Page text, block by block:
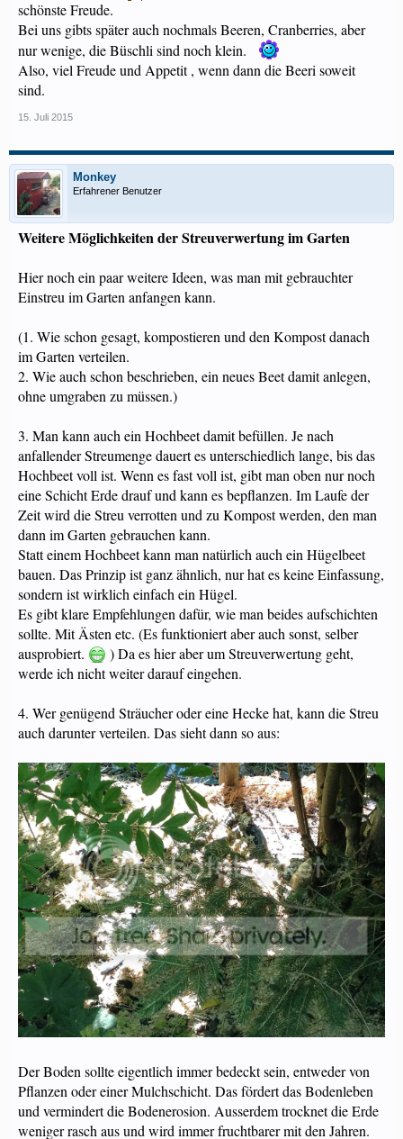
schönste Freude.
Bei uns gibts später auch nochmals Beeren, Cranberries, aber
nur wenige, die Büschli sind noch klein.
Also, viel Freude und Appetit , wenn dann die Beeri soweit
sind.
15. Juli 2015
Monkey
Erfahrener Benutzer
Weitere Möglichkeiten der Streuverwertung im Garten
Hier noch ein paar weitere Ideen, was man mit gebrauchter
Einstreu im Garten anfangen kann.
(1. Wie schon gesagt, kompostieren und den Kompost danach
im Garten verteilen.
2. Wie auch schon beschrieben, ein neues Beet damit anlegen,
ohne umgraben zu müssen.)
3. Man kann auch ein Hochbeet damit befüllen. Je nach
anfallender Streumenge dauert es unterschiedlich lange, bis das
Hochbeet voll ist. Wenn es fast voll ist, gibt man oben nur noch
eine Schicht Erde drauf und kann es bepflanzen. Im Laufe der
Zeit wird die Streu verrotten und zu Kompost werden, den man
dann im Garten gebrauchen kann.
Statt einem Hochbeet kann man natürlich auch ein Hügelbeet
bauen. Das Prinzip ist ganz ähnlich, nur hat es keine Einfassung,
sondern ist wirklich einfach ein Hügel.
Es gibt klare Empfehlungen dafür, wie man beides aufschichten
sollte. Mit Ästen etc. (Es funktioniert aber auch sonst, selber
ausprobiert.
) Da es hier aber um Streuverwertung geht,
werde ich nicht weiter darauf eingehen.
4. Wer genügend Sträucher oder eine Hecke hat, kann die Streu
auch darunter verteilen. Das sieht dann so aus:
Der Boden sollte eigentlich immer bedeckt sein, entweder von
Pflanzen oder einer Mulchschicht. Das fördert das Bodenleben
und vermindert die Bodenerosion. Ausserdem trocknet die Erde
weniger rasch aus und wird immer fruchtbarer mit den Jahren.